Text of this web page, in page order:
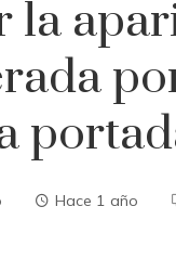
la
Hace 1 año